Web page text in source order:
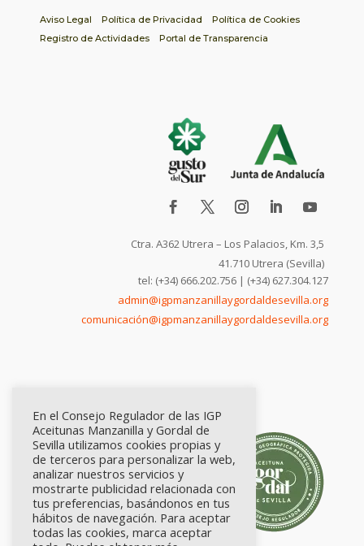
Aviso Legal Política de Privacidad
Política de Cookies
Registro de Actividades
Portal de Transparencia
Ctra. A362 Utrera – Los Palacios, Km. 3,5
41.710 Utrera (Sevilla)
tel: (+34) 666.202.756 | (+34) 627.304.127
admin@igpmanzanillaygordaldesevilla.org
comunicación@igpmanzanillaygordaldesevilla.org
En el Consejo Regulador de las IGP
Aceitunas Manzanilla y Gordal de
Sevilla utilizamos cookies propias y
de terceros para personalizar la web,
analizar nuestros servicios y
mostrarte publicidad relacionada con
tus preferencias, basándonos en tus
hábitos de navegación. Para aceptar
todas las cookies, marca aceptar